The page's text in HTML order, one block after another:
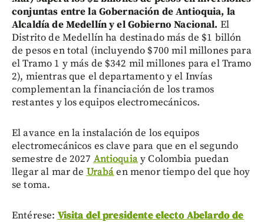
conjuntas entre la Gobernación de Antioquia, la
Alcaldía de Medellín y el Gobierno Nacional. El
Distrito de Medellín ha destinado más de $1 billón
de pesos en total (incluyendo $700 mil millones para
el Tramo 1 y más de $342 mil millones para el Tramo
2), mientras que el departamento y el Invías
complementan la financiación de los tramos
restantes y los equipos electromecánicos.
El avance en la instalación de los equipos
electromecánicos es clave para que en el segundo
semestre de 2027Antioquiay Colombia puedan
llegar al mar deUrabáen menor tiempo del que hoy
se toma.
Entérese:Visita del presidente electo Abelardo de